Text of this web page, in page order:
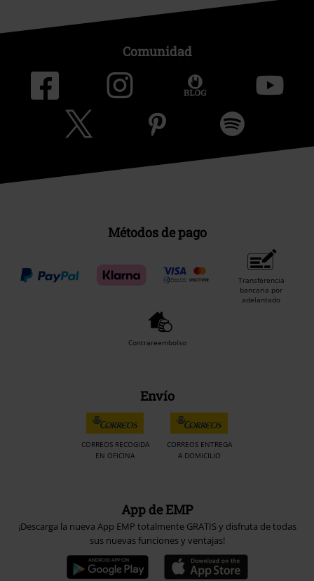
Comunidad
Métodos de pago
Transferencia
bancaria por
adelantado
Contrareembolso
Envío
CORREOS RECOGIDA
EN OFICINA
CORREOS ENTREGA
A DOMICILIO
App de EMP
¡Descarga la nueva App EMP totalmente GRATIS y disfruta de todas
sus nuevas funciones y ventajas!